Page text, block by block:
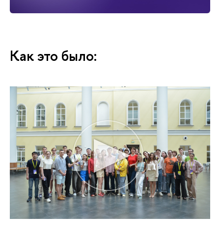
Как это было: